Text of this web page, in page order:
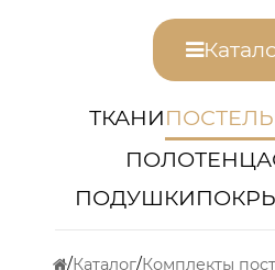
ТКАНИ
ПОЛОТЕНЦА
ПОДУШКИ
Каталог Комплекты